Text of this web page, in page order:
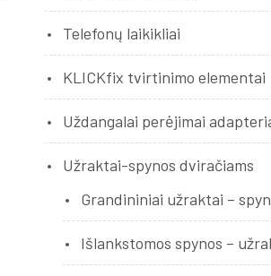
Telefonų laikikliai
KLICKfix tvirtinimo elementai
Uždangalai perėjimai
Užraktai-spynos dviračiams
Grandininiai užraktai –
Išlankstomos spynos –